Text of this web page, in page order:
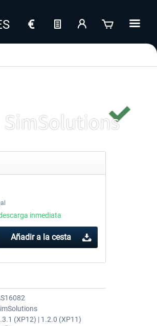
inmediata
Añadir a la cesta
(XP12) | 1.2.0 (XP11)